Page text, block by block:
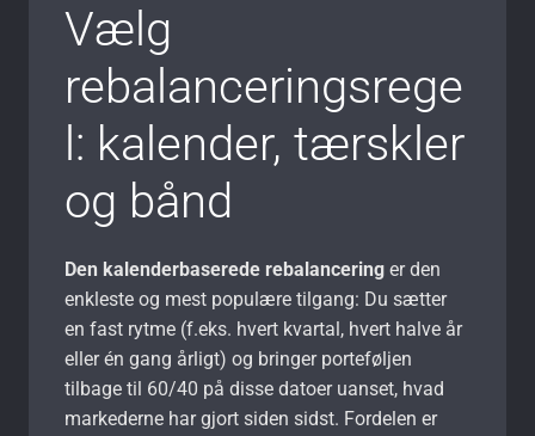
Vælg
rebalanceringsrege
l: kalender, tærskler
og bånd
Den kalenderbaserede rebalancering er den
enkleste og mest populære tilgang: Du sætter
en fast rytme (f.eks. hvert kvartal, hvert halve år
eller én gang årligt) og bringer porteføljen
tilbage til 60/40 på disse datoer uanset, hvad
markederne har gjort siden sidst. Fordelen er